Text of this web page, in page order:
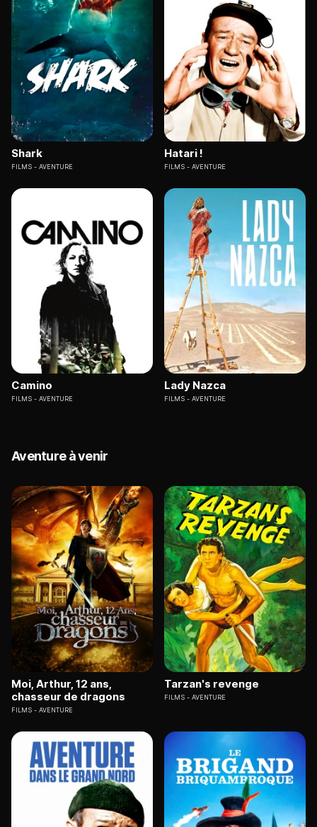
Shark
FILMS AVENTURE
Hatari !
FILMS AVENTURE
Camino
FILMS AVENTURE
Lady Nazca
FILMS AVENTURE
Aventure à venir
Moi, Arthur, 12 ans,
chasseur de dragons
FILMS AVENTURE
Tarzan's revenge
FILMS AVENTURE